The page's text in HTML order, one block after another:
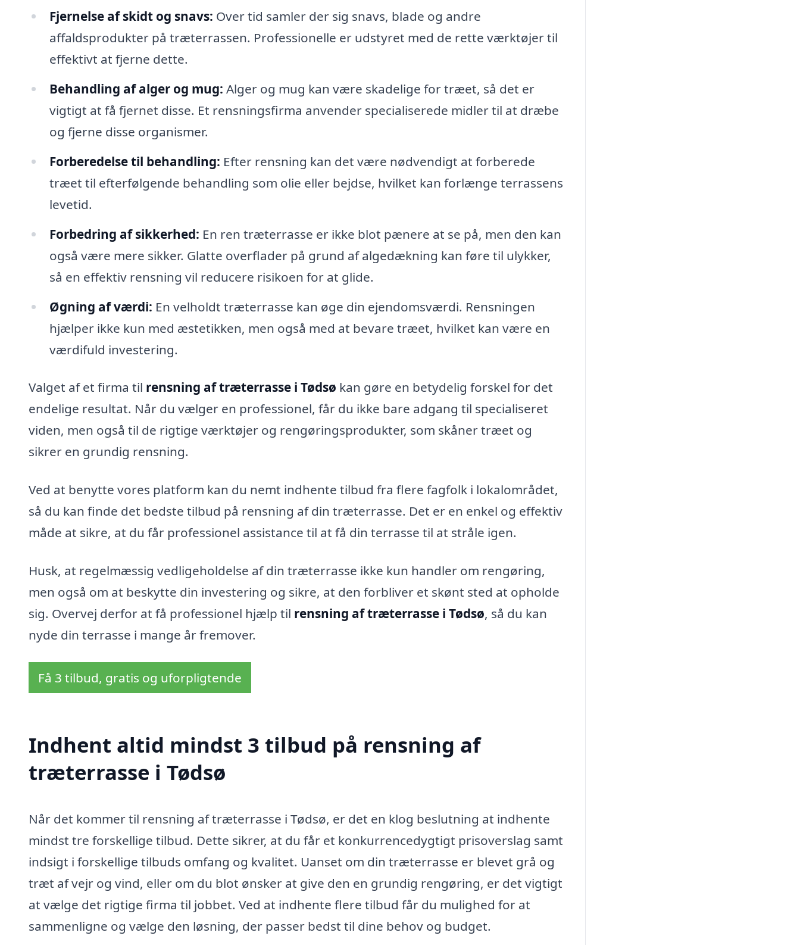
Fjernelse af skidt og snavs: Over tid samler der sig snavs, blade og andre
affaldsprodukter på træterrassen. Professionelle er udstyret med de rette værktøjer til
effektivt at fjerne dette.
Behandling af alger og mug: Alger og mug kan være skadelige for træet, så det er
vigtigt at få fjernet disse. Et rensningsfirma anvender specialiserede midler til at dræbe
og fjerne disse organismer.
Forberedelse til behandling: Efter rensning kan det være nødvendigt at forberede
træet til efterfølgende behandling som olie eller bejdse, hvilket kan forlænge terrassens
levetid.
Forbedring af sikkerhed: En ren træterrasse er ikke blot pænere at se på, men den kan
også være mere sikker. Glatte overflader på grund af algedækning kan føre til ulykker,
så en effektiv rensning vil reducere risikoen for at glide.
Øgning af værdi: En velholdt træterrasse kan øge din ejendomsværdi. Rensningen
hjælper ikke kun med æstetikken, men også med at bevare træet, hvilket kan være en
værdifuld investering.
Valget af et firma til rensning af træterrasse i Tødsø kan gøre en betydelig forskel for det
endelige resultat. Når du vælger en professionel, får du ikke bare adgang til specialiseret
viden, men også til de rigtige værktøjer og rengøringsprodukter, som skåner træet og
sikrer en grundig rensning.
Ved at benytte vores platform kan du nemt indhente tilbud fra flere fagfolk i lokalområdet,
så du kan finde det bedste tilbud på rensning af din træterrasse. Det er en enkel og effektiv
måde at sikre, at du får professionel assistance til at få din terrasse til at stråle igen.
Husk, at regelmæssig vedligeholdelse af din træterrasse ikke kun handler om rengøring,
men også om at beskytte din investering og sikre, at den forbliver et skønt sted at opholde
sig. Overvej derfor at få professionel hjælp til rensning af træterrasse i Tødsø, så du kan
nyde din terrasse i mange år fremover.
Få 3 tilbud, gratis og uforpligtende
Indhent altid mindst 3 tilbud på rensning af
træterrasse i Tødsø
Når det kommer til rensning af træterrasse i Tødsø, er det en klog beslutning at indhente
mindst tre forskellige tilbud. Dette sikrer, at du får et konkurrencedygtigt prisoverslag samt
indsigt i forskellige tilbuds omfang og kvalitet. Uanset om din træterrasse er blevet grå og
træt af vejr og vind, eller om du blot ønsker at give den en grundig rengøring, er det vigtigt
at vælge det rigtige firma til jobbet. Ved at indhente flere tilbud får du mulighed for at
sammenligne og vælge den løsning, der passer bedst til dine behov og budget.